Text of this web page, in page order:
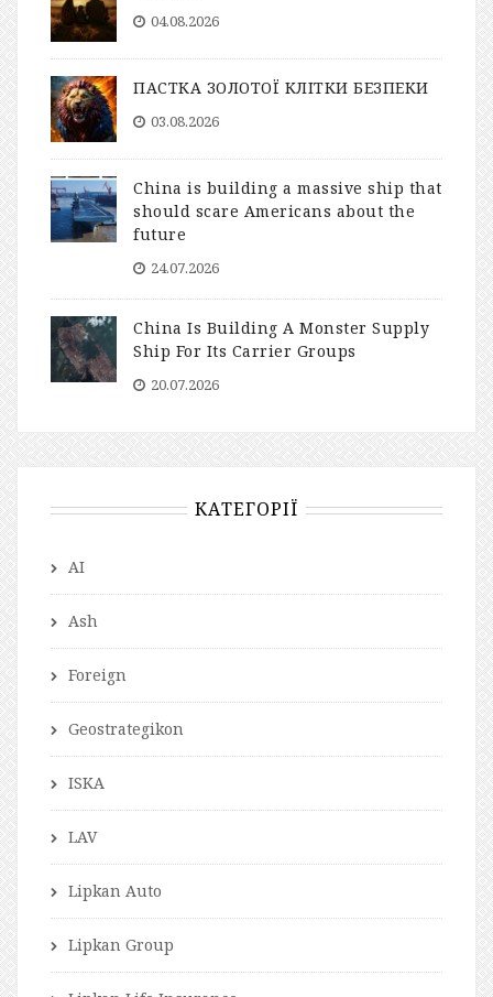
04.08.2026
ПАСТКА ЗОЛОТОЇ КЛІТКИ БЕЗПЕКИ
03.08.2026
China is building a massive ship that
should scare Americans about the
future
24.07.2026
China Is Building A Monster Supply
Ship For Its Carrier Groups
20.07.2026
КАТЕГОРІЇ
AI
Ash
Foreign
Geostrategikon
ISKA
LAV
Lipkan Auto
Lipkan Group